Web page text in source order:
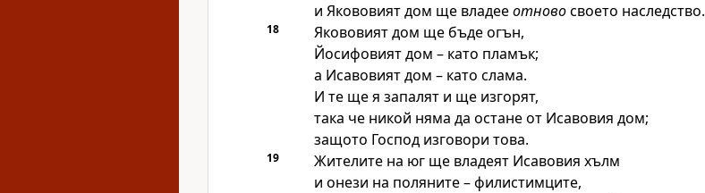
и Якововият дом ще владееотновосвоето наследство.
18
Якововият дом ще бъде огън,
Йосифовият дом – като пламък;
а Исавовият дом – като слама.
И те ще я запалят и ще изгорят,
така че никой няма да остане от Исавовия дом;
защото Господизговори това.
19
Жителите на юг ще владеят Исавовия хълм
и онези на поляните – филистимците,